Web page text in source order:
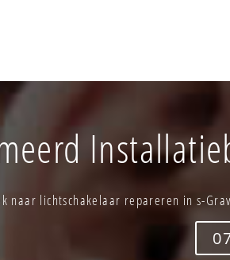
naar lichtschakelaar repareren in s-